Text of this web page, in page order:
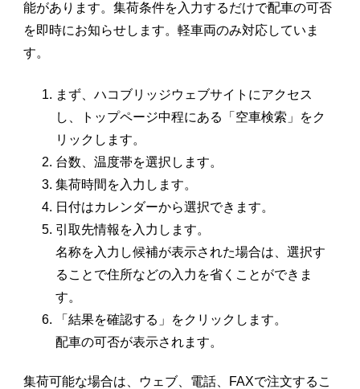
能があります。集荷条件を入力するだけで配車の可否
を即時にお知らせします。軽車両のみ対応していま
す。
まず、 ハコブリッジウェブサイト にアクセス
し、トップページ中程にある「空車検索」をク
リックします。
台数、温度帯を選択します。
集荷時間を入力します。
日付はカレンダーから選択できます。
引取先情報を入力します。
名称を入力し候補が表示された場合は、選択す
ることで住所などの入力を省くことができま
す。
「結果を確認する」をクリックします。
配車の可否が表示されます。
集荷可能な場合は、ウェブ、電話、FAXで注文するこ